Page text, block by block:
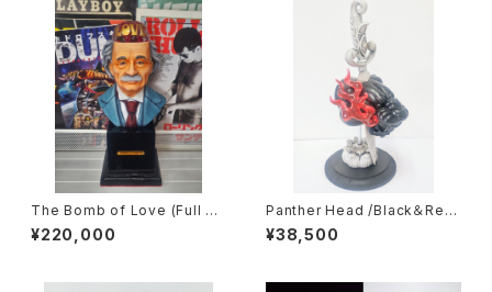
The Bomb of Love (Full pa
int)
¥220,000
Panther Head /Black＆Red
Flames
¥38,500